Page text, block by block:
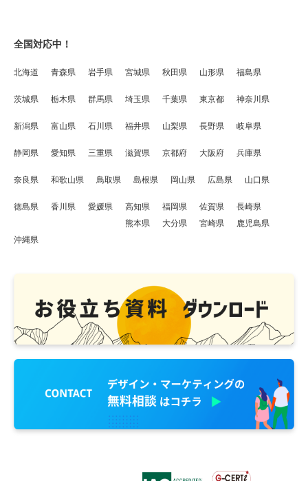
全国対応中！
北海道 青森県 岩手県 宮城県 秋田県 山形県 福島県
茨城県 栃木県 群馬県 埼玉県 千葉県 東京都 神奈川県
新潟県 富山県 石川県 福井県 山梨県 長野県 岐阜県
静岡県 愛知県 三重県 滋賀県 京都府 大阪府 兵庫県
奈良県 和歌山県 鳥取県 島根県 岡山県 広島県 山口県
徳島県 香川県 愛媛県 高知県 福岡県 佐賀県
長崎県
熊本県
大分県 宮崎県
鹿児島県
沖縄県